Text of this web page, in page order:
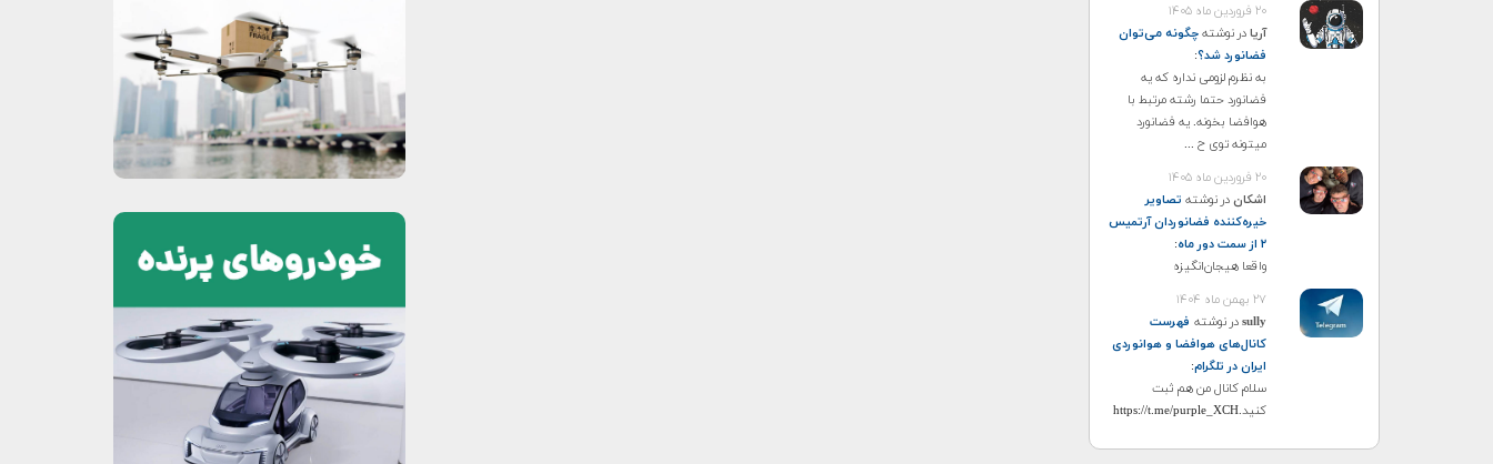
۲۰ فروردین ماه ۱۴۰۵
آریادر نوشتهچگونه می‌توان
فضانورد شد؟:
به نظرم لزومی نداره که یه
فضانورد حتما رشته مرتبط با
هوافضا بخونه. یه فضانورد
میتونه توی ح ...
۲۰ فروردین ماه ۱۴۰۵
اشکاندر نوشته تصاویر
خیره‌کننده فضانوردان آرتمیس
۲ از سمت دور ماه
:
واقعا هیجان‌انگیزه
۲۷ بهمن ماه ۱۴۰۴
sullyدر نوشته فهرست
کانال‌های هوافضا و هوانوردی
ایران در تلگرام:
سلام کانال من هم ثبت
کنید.https://t.me/purple_XCH